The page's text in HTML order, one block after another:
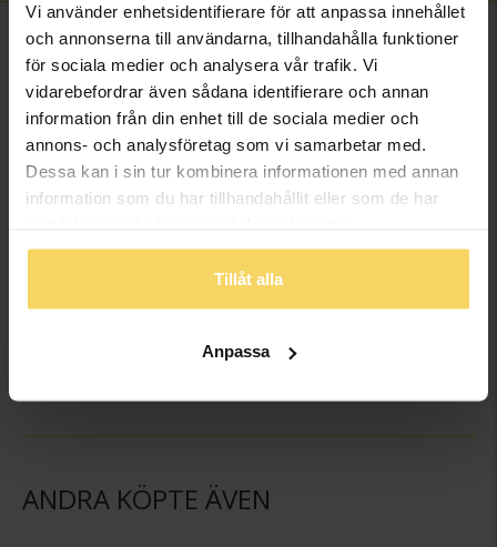
Vi använder enhetsidentifierare för att anpassa innehållet
och annonserna till användarna, tillhandahålla funktioner
för sociala medier och analysera vår trafik. Vi
vidarebefordrar även sådana identifierare och annan
information från din enhet till de sociala medier och
annons- och analysföretag som vi samarbetar med.
Dessa kan i sin tur kombinera informationen med annan
information som du har tillhandahållit eller som de har
Tillåt alla
Anpassa
FINNS OCKSÅ SOM
ANDRA KÖPTE ÄVEN